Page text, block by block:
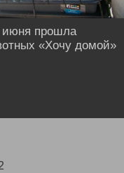
июня прошла
«Хочу домой»